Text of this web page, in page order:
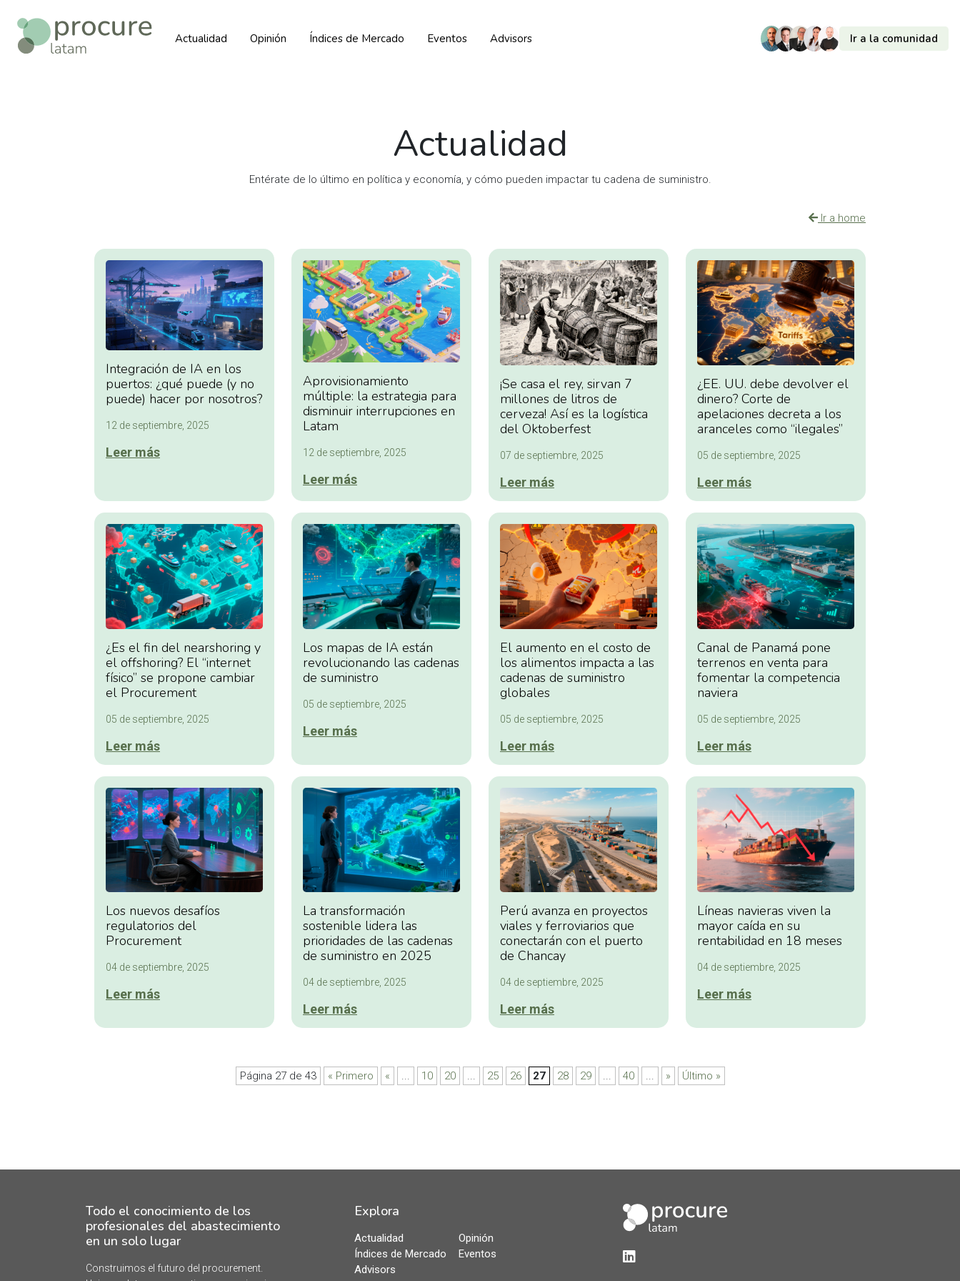
Actualidad Opinión Índices de Mercado Eventos Advisors Ir a la comunidad
Actualidad
Entérate de lo último en política y economía, y cómo pueden impactar tu cadena de suministro.
Ir a home
Integración de IA en los
puertos: ¿qué puede (y no
puede) hacer por nosotros?
12 de septiembre, 2025
Leer más
Aprovisionamiento
múltiple: la estrategia para
disminuir interrupciones en
Latam
12 de septiembre, 2025
Leer más
¡Se casa el rey, sirvan 7
millones de litros de
cerveza! Así es la logística
del Oktoberfest
07 de septiembre, 2025
Leer más
¿EE. UU. debe devolver el
dinero? Corte de
apelaciones decreta a los
aranceles como “ilegales”
05 de septiembre, 2025
Leer más
¿Es el fin del nearshoring y
el offshoring? El “internet
físico” se propone cambiar
el Procurement
05 de septiembre, 2025
Leer más
Los mapas de IA están
revolucionando las cadenas
de suministro
05 de septiembre, 2025
Leer más
El aumento en el costo de
los alimentos impacta a las
cadenas de suministro
globales
05 de septiembre, 2025
Leer más
Canal de Panamá pone
terrenos en venta para
fomentar la competencia
naviera
05 de septiembre, 2025
Leer más
Los nuevos desafíos
regulatorios del
Procurement
04 de septiembre, 2025
Leer más
La transformación
sostenible lidera las
prioridades de las cadenas
de suministro en 2025
04 de septiembre, 2025
Leer más
Perú avanza en proyectos
viales y ferroviarios que
conectarán con el puerto
de Chancay
04 de septiembre, 2025
Leer más
Líneas navieras viven la
mayor caída en su
rentabilidad en 18 meses
04 de septiembre, 2025
Leer más
Página 27 de 43 « Primero « ... 10 20 ... 25 26 27 28 29 ... 40 ... » Último »
Todo el conocimiento de los
profesionales del abastecimiento
en un solo lugar
Construimos el futuro del procurement.
Explora
Actualidad
Opinión
Índices de Mercado
Eventos
Advisors
LinkedIn